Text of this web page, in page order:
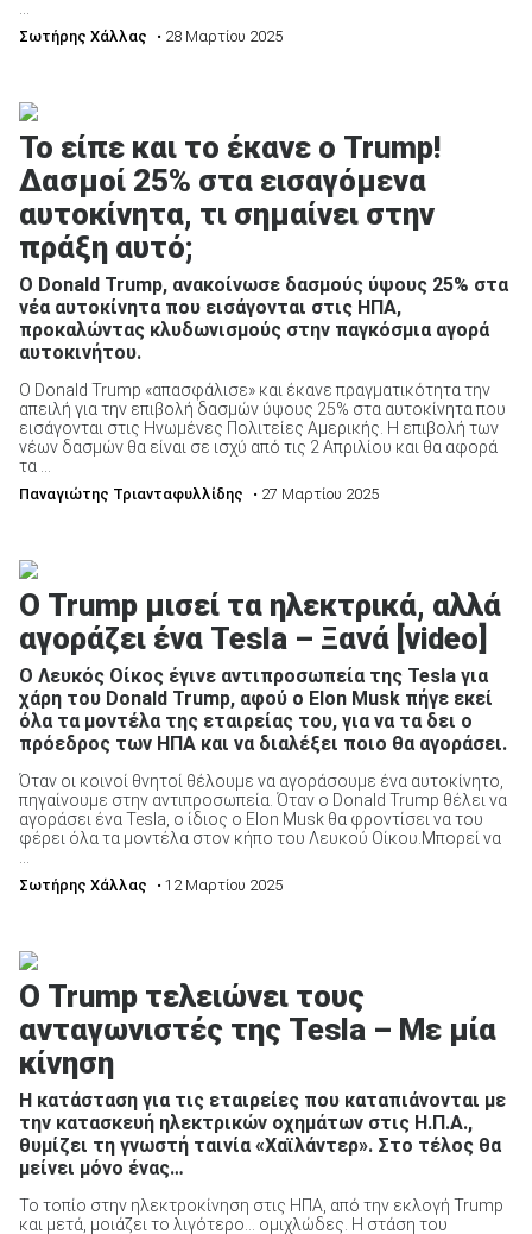
Σωτήρης Χάλλας • 28 Μαρτίου 2025
To είπε και το έκανε ο Trump!
Δασμοί 25% στα εισαγόμενα
αυτοκίνητα, τι σημαίνει στην
πράξη αυτό;
Ο Donald Trump, ανακοίνωσε δασμούς ύψους 25% στα
νέα αυτοκίνητα που εισάγονται στις ΗΠΑ,
προκαλώντας κλυδωνισμούς στην παγκόσμια αγορά
αυτοκινήτου.
Ο Donald Trump «απασφάλισε» και έκανε πραγματικότητα την
απειλή για την επιβολή δασμών ύψους 25% στα αυτοκίνητα που
εισάγονται στις Ηνωμένες Πολιτείες Αμερικής. Η επιβολή των
νέων δασμών θα είναι σε ισχύ από τις 2 Απριλίου και θα αφορά
τα ...
Παναγιώτης Τριανταφυλλίδης • 27 Μαρτίου 2025
Ο Trump μισεί τα ηλεκτρικά, αλλά
αγοράζει ένα Tesla – Ξανά [video]
Ο Λευκός Οίκος έγινε αντιπροσωπεία της Tesla για
χάρη του Donald Trump, αφού ο Elon Musk πήγε εκεί
όλα τα μοντέλα της εταιρείας του, για να τα δει ο
πρόεδρος των ΗΠΑ και να διαλέξει ποιο θα αγοράσει.
Όταν οι κοινοί θνητοί θέλουμε να αγοράσουμε ένα αυτοκίνητο,
πηγαίνουμε στην αντιπροσωπεία. Όταν ο Donald Trump θέλει να
αγοράσει ένα Tesla, ο ίδιος ο Elon Musk θα φροντίσει να του
φέρει όλα τα μοντέλα στον κήπο του Λευκού Οίκου.Μπορεί να
Σωτήρης Χάλλας • 12 Μαρτίου 2025
Ο Trump τελειώνει τους
ανταγωνιστές της Tesla – Με μία
κίνηση
Η κατάσταση για τις εταιρείες που καταπιάνονται με
την κατασκευή ηλεκτρικών οχημάτων στις Η.Π.Α.,
θυμίζει τη γνωστή ταινία «Χαϊλάντερ». Στο τέλος θα
μείνει μόνο ένας…
Το τοπίο στην ηλεκτροκίνηση στις ΗΠΑ, από την εκλογή Trump
και μετά, μοιάζει το λιγότερο… ομιχλώδες. Η στάση του